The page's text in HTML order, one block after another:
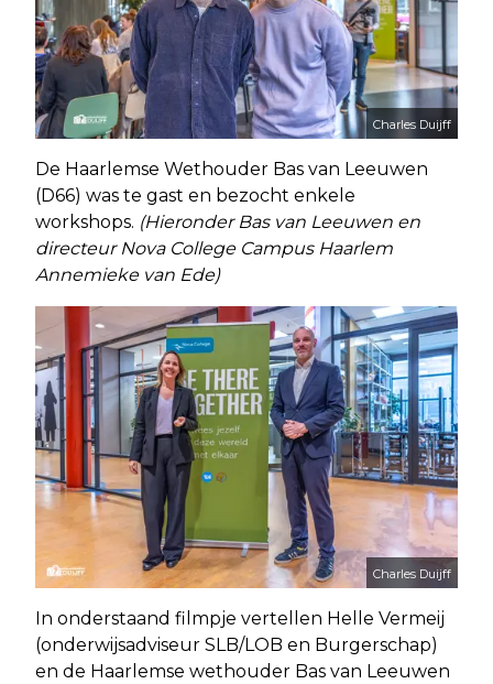
Charles Duijff
De Haarlemse Wethouder Bas van Leeuwen
(D66) was te gast en bezocht enkele
workshops. (Hieronder Bas van Leeuwen en
directeur Nova College Campus Haarlem
Annemieke van Ede)
Charles Duijff
In onderstaand filmpje vertellen Helle Vermeij
(onderwijsadviseur SLB/LOB en Burgerschap)
en de Haarlemse wethouder Bas van Leeuwen